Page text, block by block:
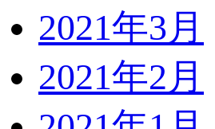
2021年3月
2021年2月